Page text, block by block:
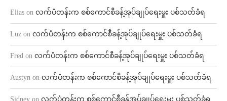
Elias on လက်ပံတန်းက စစ်ကောင်စီခန့်အုပ်ချုပ်ရေးမှူး ပစ်သတ်ခံရ
Luz on လက်ပံတန်းက စစ်ကောင်စီခန့်အုပ်ချုပ်ရေးမှူး ပစ်သတ်ခံရ
Fred on လက်ပံတန်းက စစ်ကောင်စီခန့်အုပ်ချုပ်ရေးမှူး ပစ်သတ်ခံရ
Austyn on လက်ပံတန်းက စစ်ကောင်စီခန့်အုပ်ချုပ်ရေးမှူး ပစ်သတ်ခံရ
Sidney on လက်ပံတန်းက စစ်ကောင်စီခန့်အုပ်ချုပ်ရေးမှူး ပစ်သတ်ခံရ